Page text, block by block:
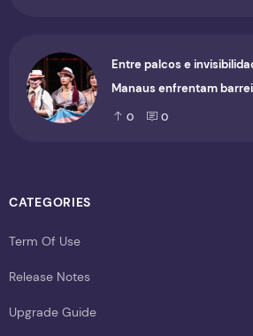
Entre palcos e
Manaus enfrentam
cenário cultural
0 0
CATEGORIES
Term Of Use
Release Notes
Upgrade Guide